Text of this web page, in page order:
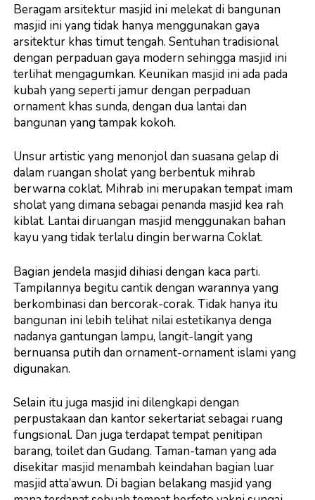
Beragam arsitektur masjid ini melekat di bangunan
masjid ini yang tidak hanya menggunakan gaya
arsitektur khas timut tengah. Sentuhan tradisional
dengan perpaduan gaya modern sehingga masjid ini
terlihat mengagumkan. Keunikan masjid ini ada pada
kubah yang seperti jamur dengan perpaduan
ornament khas sunda, dengan dua lantai dan
bangunan yang tampak kokoh.
Unsur artistic yang menonjol dan suasana gelap di
dalam ruangan sholat yang berbentuk mihrab
berwarna coklat. Mihrab ini merupakan tempat imam
sholat yang dimana sebagai penanda masjid kea rah
kiblat. Lantai diruangan masjid menggunakan bahan
kayu yang tidak terlalu dingin berwarna Coklat.
Bagian jendela masjid dihiasi dengan kaca parti.
Tampilannya begitu cantik dengan warannya yang
berkombinasi dan bercorak-corak. Tidak hanya itu
bangunan ini lebih telihat nilai estetikanya denga
nadanya gantungan lampu, langit-langit yang
bernuansa putih dan ornament-ornament islami yang
digunakan.
Selain itu juga masjid ini dilengkapi dengan
perpustakaan dan kantor sekertariat sebagai ruang
fungsional. Dan juga terdapat tempat penitipan
barang, toilet dan Gudang. Taman-taman yang ada
disekitar masjid menambah keindahan bagian luar
masjid atta’awun. Di bagian belakang masjid yang